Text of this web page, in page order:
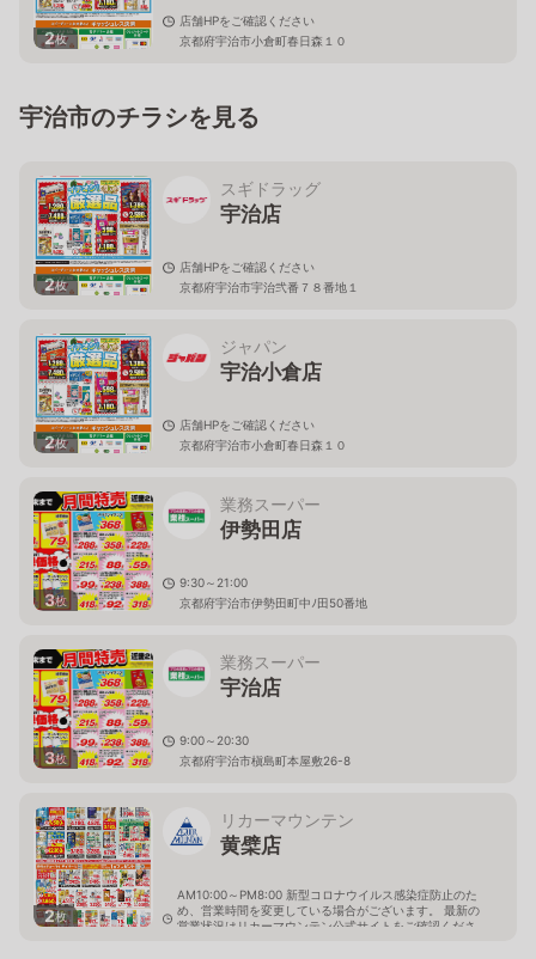
2枚
店舗HPをご確認ください
京都府宇治市小倉町春日森１０
宇治市のチラシを見る
2枚
スギドラッグ
宇治店
店舗HPをご確認ください
京都府宇治市宇治弐番７８番地１
2枚
ジャパン
宇治小倉店
店舗HPをご確認ください
京都府宇治市小倉町春日森１０
3枚
業務スーパー
伊勢田店
9:30～21:00
京都府宇治市伊勢田町中ﾉ田50番地
3枚
業務スーパー
宇治店
9:00～20:30
京都府宇治市槇島町本屋敷26-8
2枚
リカーマウンテン
黄檗店
AM10:00～PM8:00 新型コロナウイルス感染症防止のた
め、営業時間を変更している場合がございます。 最新の
営業状況はリカーマウンテン公式サイトをご確認くださ